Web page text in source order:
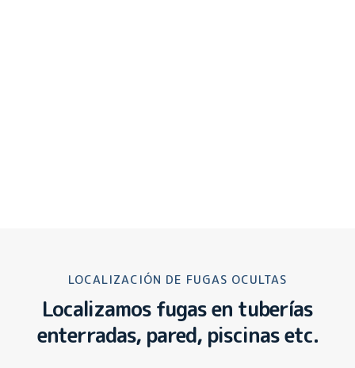
LOCALIZACIÓN DE FUGAS OCULTAS
Localizamos fugas en tuberías
enterradas, pared, piscinas etc.